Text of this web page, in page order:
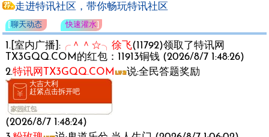
走进特讯社区，带你畅玩特讯社区
聊天动态 快速灌水
1.[室内广播]: ╭＾＾☆╮徐飞(11792)领取了特讯网
TX3GQQ.COM的红包：11913铜钱 (2026/8/7 1:48:26)
2.特讯网TX3GQQ.COM 说:全民答题奖励
大吉大利
赶紧点击拆开吧
(2026/8/7 1:48:24)